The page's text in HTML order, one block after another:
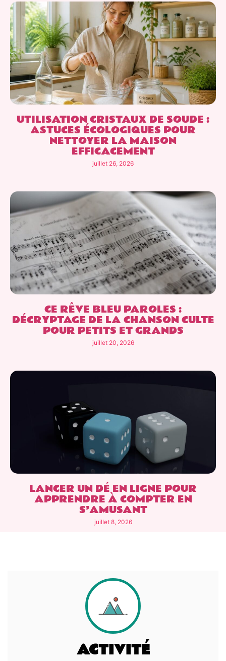
UTILISATION CRISTAUX DE SOUDE :
ASTUCES ÉCOLOGIQUES POUR
NETTOYER LA MAISON
EFFICACEMENT
juillet 26, 2026
CE RÊVE BLEU PAROLES :
DÉCRYPTAGE DE LA CHANSON CULTE
POUR PETITS ET GRANDS
juillet 20, 2026
LANCER UN DÉ EN LIGNE POUR
APPRENDRE À COMPTER EN
S’AMUSANT
juillet 8, 2026
ACTIVITÉ